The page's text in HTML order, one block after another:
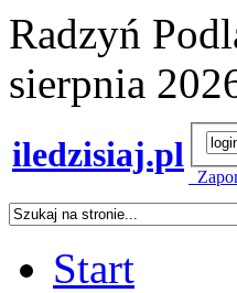
Radzyń
sierpnia
iledzisiaj.pl
Start